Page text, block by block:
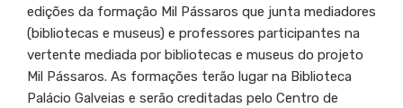
edições da formação Mil Pássaros que junta mediadores
(bibliotecas e museus) e professores participantes na
vertente mediada por bibliotecas e museus do projeto
Mil Pássaros. As formações terão lugar na Biblioteca
Palácio Galveias e serão creditadas pelo Centro de